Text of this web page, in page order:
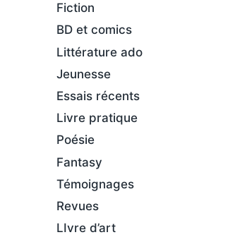
Fiction
BD et comics
Littérature ado
Jeunesse
Essais récents
Livre pratique
Poésie
Fantasy
Témoignages
Revues
LIvre d’art